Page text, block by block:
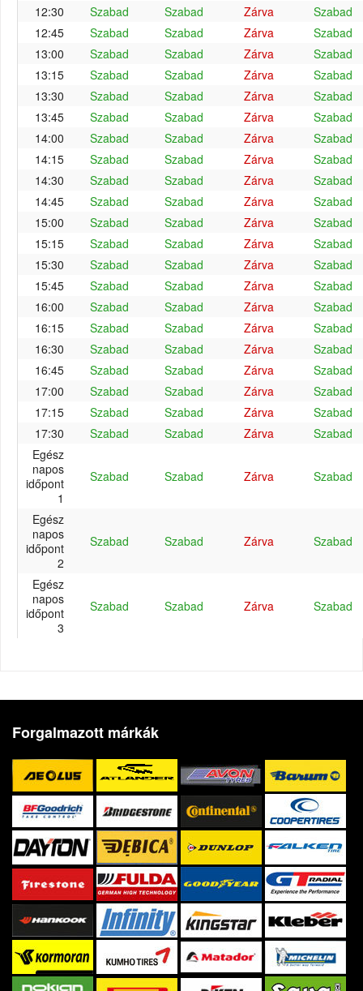
12:30
Szabad Szabad Zárva
Szabad
12:45
Szabad Szabad Zárva
Szabad
13:00
Szabad Szabad Zárva
Szabad
13:15
Szabad Szabad Zárva
Szabad
13:30
Szabad Szabad Zárva
Szabad
13:45
Szabad Szabad Zárva
Szabad
14:00
Szabad Szabad Zárva
Szabad
14:15
Szabad Szabad Zárva
Szabad
14:30
Szabad Szabad Zárva
Szabad
14:45
Szabad Szabad Zárva
Szabad
15:00
Szabad Szabad Zárva
Szabad
15:15
Szabad Szabad Zárva
Szabad
15:30
Szabad Szabad Zárva
Szabad
15:45
Szabad Szabad Zárva
Szabad
16:00
Szabad Szabad Zárva
Szabad
16:15
Szabad Szabad Zárva
Szabad
16:30
Szabad Szabad Zárva
Szabad
16:45
Szabad Szabad Zárva
Szabad
17:00
Szabad Szabad Zárva
Szabad
17:15
Szabad Szabad Zárva
Szabad
17:30
Szabad Szabad Zárva
Szabad
Egész
napos
időpont
1
Szabad Szabad Zárva Szabad
Egész
napos
időpont
2
Szabad Szabad Zárva Szabad
Egész
napos
időpont
3
Szabad Szabad Zárva Szabad
Forgalmazott márkák